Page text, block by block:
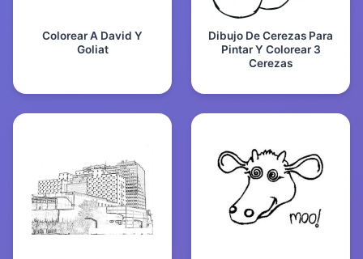
Colorear A David Y
Goliat
Dibujo De Cerezas Para
Pintar Y Colorear 3
Cerezas